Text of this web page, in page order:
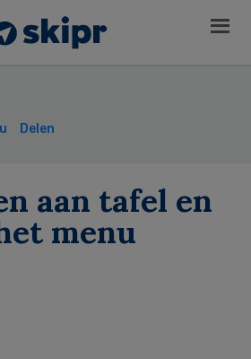
Delen
aan tafel en
menu